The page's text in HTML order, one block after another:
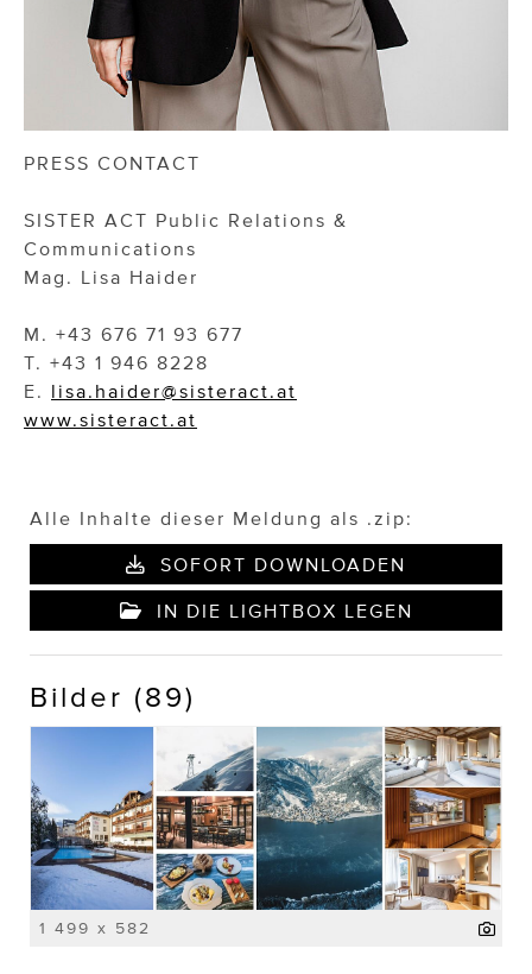
PRESS CONTACT
SISTER ACT Public Relations &
Communications
Mag. Lisa Haider
M. +43 676 71 93 677
T. +43 1 946 8228
E. lisa.haider@sisteract.at
www.sisteract.at
Alle Inhalte dieser Meldung als .zip:
SOFORT DOWNLOADEN
IN DIE LIGHTBOX LEGEN
Bilder (89)
1 499 x 582